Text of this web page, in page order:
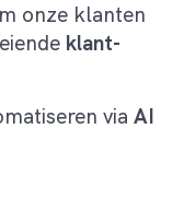
onze klanten
klant-
via AI